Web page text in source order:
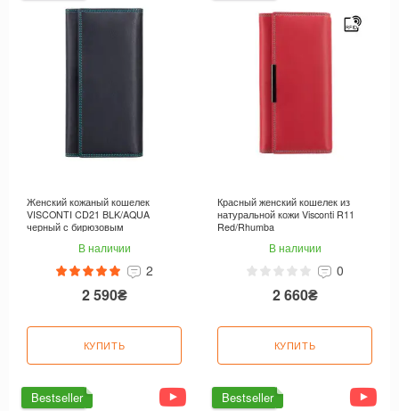
Женский кожаный кошелек
VISCONTI CD21 BLK/AQUA
черный с бирюзовым
В наличии
2
2 590₴
КУПИТЬ
Красный женский кошелек из
натуральной кожи Visconti R11
Red/Rhumba
В наличии
0
2 660₴
КУПИТЬ
Bestseller Bestseller